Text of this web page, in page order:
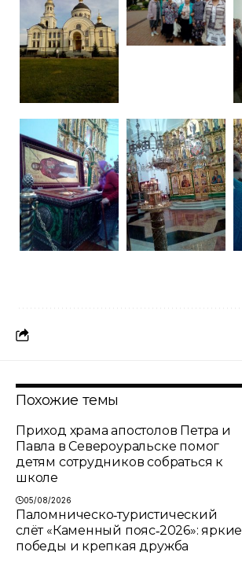
Похожие темы
Приход храма апостолов Петра и
Павла в Североуральске помог
детям сотрудников собраться к
школе
05/08/2026
Паломническо‑туристический
слёт «Каменный пояс‑2026»: яркие
победы и крепкая дружба